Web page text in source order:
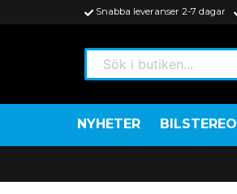
Snabba leveranser 2-7 dagar
Sök i butiken...
NYHETER BILSTEREO